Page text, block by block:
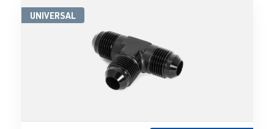
UNIVERSAL